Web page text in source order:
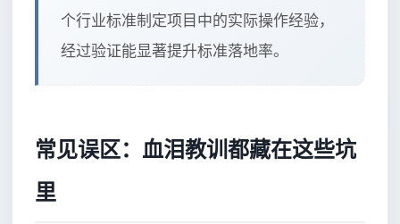
个行业标准制定项目中的实际操作经验，
经过验证能显著提升标准落地率。
常见误区：血泪教训都藏在这些坑
里